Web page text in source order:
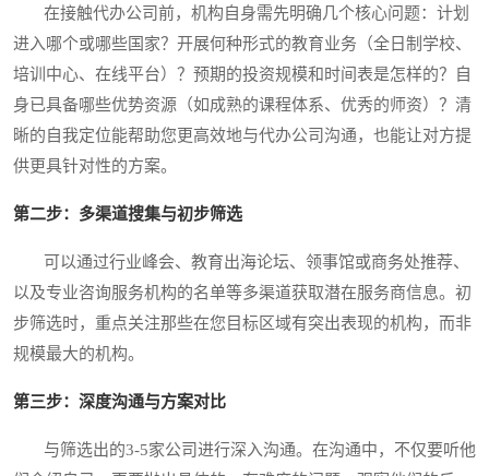
在接触代办公司前，机构自身需先明确几个核心问题：计划
进入哪个或哪些国家？开展何种形式的教育业务（全日制学校、
培训中心、在线平台）？预期的投资规模和时间表是怎样的？自
身已具备哪些优势资源（如成熟的课程体系、优秀的师资）？清
晰的自我定位能帮助您更高效地与代办公司沟通，也能让对方提
供更具针对性的方案。
第二步：多渠道搜集与初步筛选
可以通过行业峰会、教育出海论坛、领事馆或商务处推荐、
以及专业咨询服务机构的名单等多渠道获取潜在服务商信息。初
步筛选时，重点关注那些在您目标区域有突出表现的机构，而非
规模最大的机构。
第三步：深度沟通与方案对比
与筛选出的3-5家公司进行深入沟通。在沟通中，不仅要听他